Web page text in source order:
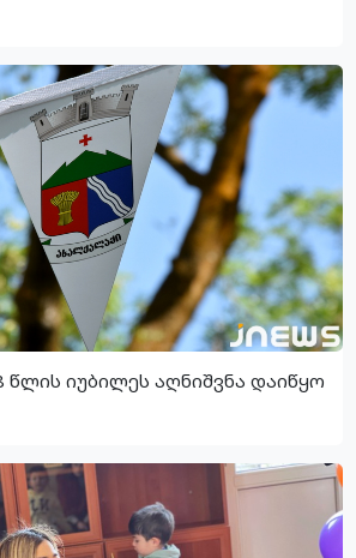
წლის იუბილეს აღნიშვნა დაიწყო